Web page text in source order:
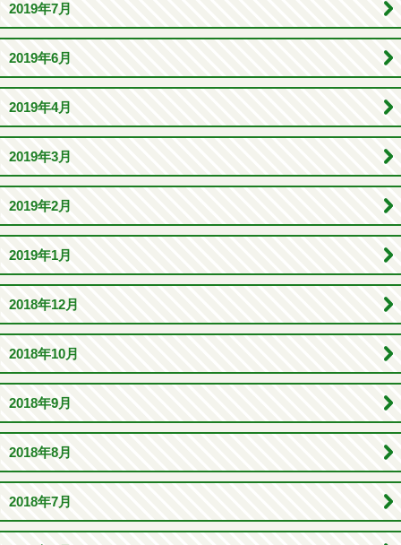
2019年7月
2019年6月
2019年4月
2019年3月
2019年2月
2019年1月
2018年12月
2018年10月
2018年9月
2018年8月
2018年7月